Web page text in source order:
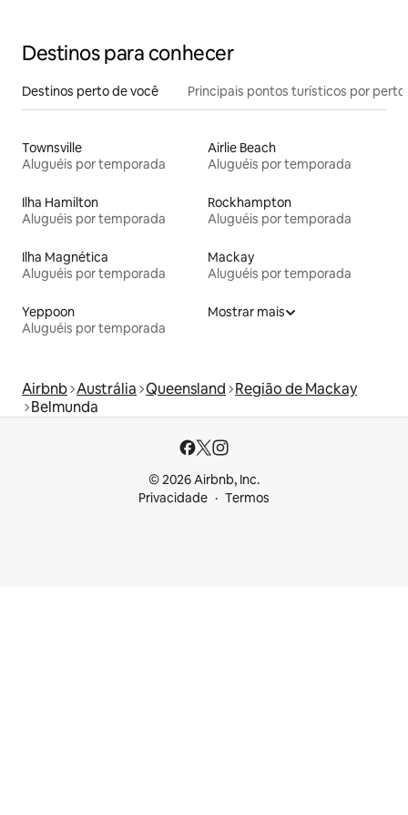
Destinos para conhecer
Destinos perto de você Principais pontos turísticos por perto
Townsville
Aluguéis por temporada
Airlie Beach
Aluguéis por temporada
Ilha Hamilton
Aluguéis por temporada
Rockhampton
Aluguéis por temporada
Ilha Magnética
Aluguéis por temporada
Mackay
Aluguéis por temporada
Yeppoon
Aluguéis por temporada
Mostrar mais
Airbnb Austrália Queensland Região de Mackay
Belmunda
© 2026 Airbnb, Inc.
Privacidade
Termos